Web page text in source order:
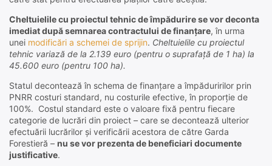
Cheltuielile cu proiectul tehnic de împădurire se vor deconta
imediat după semnarea contractului de finanțare, în urma
unei modificări a schemei de sprijin. Cheltuielile cu proiectul
tehnic variază de la 2.139 euro (pentru o suprafață de 1 ha) la
45.600 euro (pentru 100 ha).
Statul decontează în schema de finanțare a împăduririlor prin
PNRR costuri standard, nu costurile efective, în proporție de
100%. Costul standard este o valoare fixă pentru fiecare
categorie de lucrări din proiect – care se decontează ulterior
efectuării lucrărilor și verificării acestora de către Garda
Forestieră – nu se vor prezenta de beneficiari documente
justificative.